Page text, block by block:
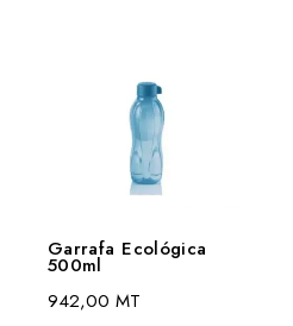
Garrafa Ecológica
500ml
942,00 MT